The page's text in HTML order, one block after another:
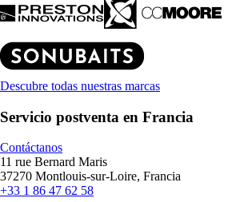
Descubre todas nuestras marcas
Servicio postventa en Francia
Contáctanos
11 rue Bernard Maris
37270 Montlouis-sur-Loire, Francia
+33 1 86 47 62 58